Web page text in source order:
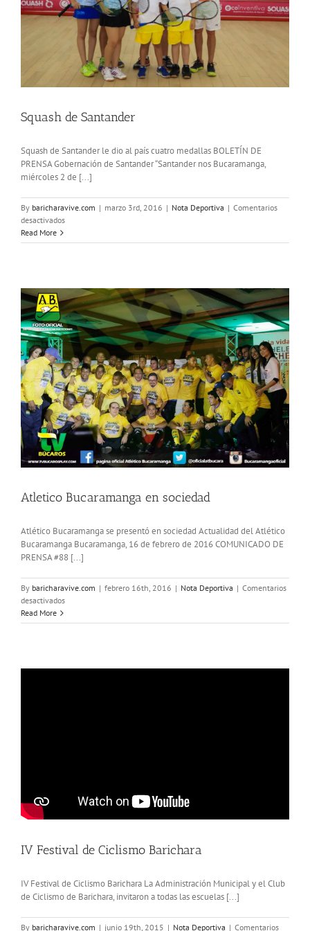
Squash de Santander
Squash de Santander le dio al país cuatro medallas BOLETÍN DE
PRENSA Gobernación de Santander “Santander nos Bucaramanga,
miércoles 2 de [...]
By baricharavive.com | marzo 3rd, 2016 | Nota Deportiva | Comentarios
desactivadosen
de
Read More
Atletico Bucaramanga en sociedad
Atlético Bucaramanga se presentó en sociedad Actualidad del Atlético
Bucaramanga Bucaramanga, 16 de febrero de 2016 COMUNICADO DE
PRENSA #88 [...]
By baricharavive.com | febrero 16th, 2016 | Nota Deportiva | Comentarios
desactivadosen
Bucaramanga
Read More
IV Festival de Ciclismo Barichara
IV Festival de Ciclismo Barichara La Administración Municipal y el Club
de Ciclismo de Barichara, invitaron a todas las escuelas [...]
By baricharavive.com | junio 19th, 2015 | Nota Deportiva | Comentarios